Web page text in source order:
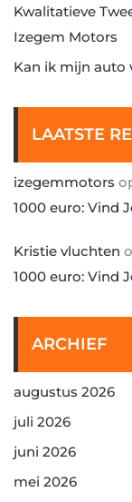
Kwalitatieve
Izegem Motors
Kan ik mijn auto
LAATSTE
izegemmotors
1000 euro: Vind
Kristie vluchten
1000 euro: Vind
ARCHIEF
augustus 2026
juli 2026
juni 2026
mei 2026